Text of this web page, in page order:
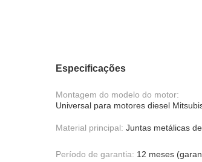
Especificações
Montagem do modelo do motor:
Universal para motores diesel
Material principal: Juntas metálicas
Período de garantia: 12 meses